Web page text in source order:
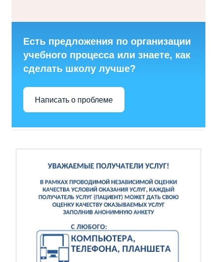
Есть предложения по организации
учебного процесса или знаете, как
сделать школу лучше?
Написать о проблеме